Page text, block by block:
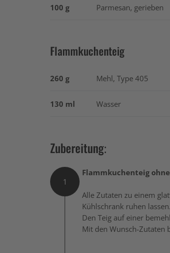
100 g Parmesan, gerieben
Flammkuchenteig
260 g Mehl, Type 405
130 ml Wasser
Zubereitung:
1
Flammkuchenteig
Alle Zutaten zu einem
Kühlschrank ruhen lassen.
Den Teig auf einer
Mit den Wunsch-Zutaten